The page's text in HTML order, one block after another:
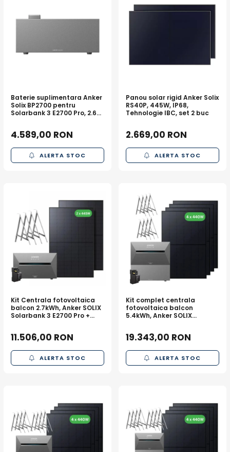
Baterie suplimentara Anker
Solix BP2700 pentru
Solarbank 3 E2700 Pro, 2.68
4.589,00 RON
ALERTA STOC
Panou solar rigid Anker Solix
RS40P, 445W, IP68,
Tehnologie IBC, set 2 buc
2.669,00 RON
ALERTA STOC
Kit Centrala fotovoltaica
balcon 2.7kWh, Anker SOLIX
Solarbank 3 E2700 Pro +
11.506,00 RON
ALERTA STOC
Kit complet centrala
fotovoltaica balcon
5.4kWh, Anker SOLIX
+ sistem prindere
19.343,00 RON
ALERTA STOC